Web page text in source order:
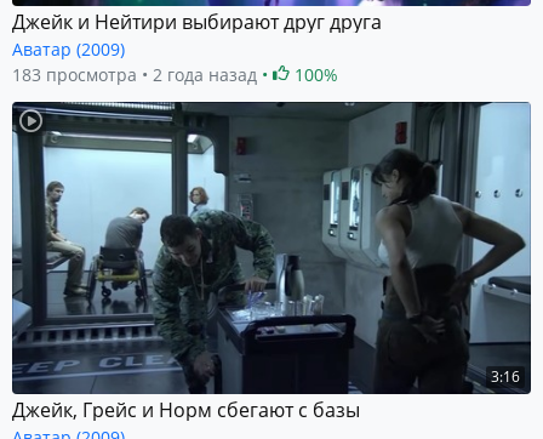
Джейк и Нейтири выбирают друг друга
Аватар (2009)
183 просмотра
2 года назад 100%
3:16
Джейк, Грейс и Норм сбегают с базы